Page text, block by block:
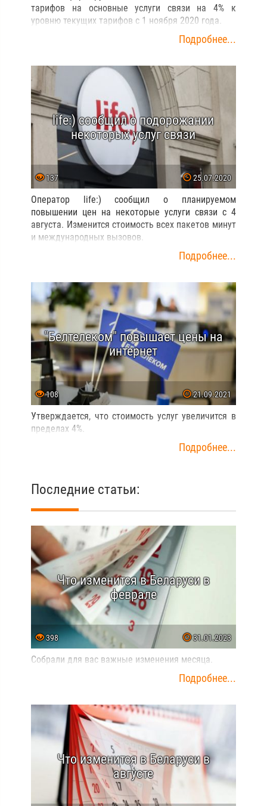
тарифов на основные услуги связи на 4% к
уровню текущих тарифов с 1 ноября 2020 года.
Подробнее...
life:) сообщил о подорожании
некоторых услуг связи
137 25.07.2020
Оператор life:) сообщил о планируемом
повышении цен на некоторые услуги связи с 4
августа. Изменится стоимость всех пакетов минут
и международных вызовов.
Подробнее...
"Белтелеком" повышает цены на
интернет
108 21.09.2021
Утверждается, что стоимость услуг увеличится в
пределах 4%.
Подробнее...
Последние статьи:
Что изменится в Беларуси в
феврале
398 31.01.2023
Собрали для вас важные изменения месяца.
Подробнее...
Что изменится в Беларуси в
августе